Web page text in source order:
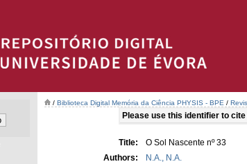
/ Biblioteca Digital Memória da Ciência PHYSIS - BPE /
Please use this identifier to
Title:
O Sol Nascente nº 33
Authors:
N.A., N.A.